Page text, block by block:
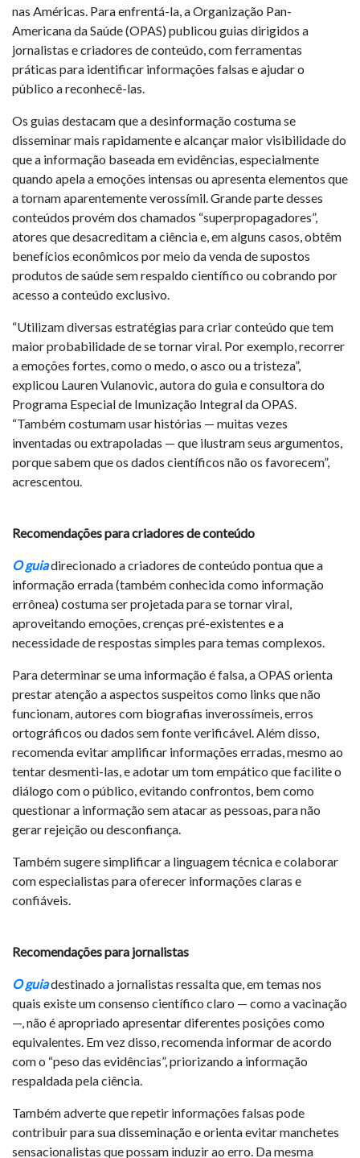
nas Américas. Para enfrentá-la, a Organização Pan-
Americana da Saúde (OPAS) publicou guias dirigidos a
jornalistas e criadores de conteúdo, com ferramentas
práticas para identificar informações falsas e ajudar o
público a reconhecê-las.
Os guias destacam que a desinformação costuma se
disseminar mais rapidamente e alcançar maior visibilidade do
que a informação baseada em evidências, especialmente
quando apela a emoções intensas ou apresenta elementos que
a tornam aparentemente verossímil. Grande parte desses
conteúdos provém dos chamados “superpropagadores”,
atores que desacreditam a ciência e, em alguns casos, obtêm
benefícios econômicos por meio da venda de supostos
produtos de saúde sem respaldo científico ou cobrando por
acesso a conteúdo exclusivo.
“Utilizam diversas estratégias para criar conteúdo que tem
maior probabilidade de se tornar viral. Por exemplo, recorrer
a emoções fortes, como o medo, o asco ou a tristeza”,
explicou Lauren Vulanovic, autora do guia e consultora do
Programa Especial de Imunização Integral da OPAS.
“Também costumam usar histórias — muitas vezes
inventadas ou extrapoladas — que ilustram seus argumentos,
porque sabem que os dados científicos não os favorecem”,
acrescentou.
Recomendações para criadores de conteúdo
O guiadirecionado a criadores de conteúdo pontua que a
informação errada (também conhecida como informação
errônea) costuma ser projetada para se tornar viral,
aproveitando emoções, crenças pré-existentes e a
necessidade de respostas simples para temas complexos.
Para determinar se uma informação é falsa, a OPAS orienta
prestar atenção a aspectos suspeitos como links que não
funcionam, autores com biografias inverossímeis, erros
ortográficos ou dados sem fonte verificável. Além disso,
recomenda evitar amplificar informações erradas, mesmo ao
tentar desmenti-las, e adotar um tom empático que facilite o
diálogo com o público, evitando confrontos, bem como
questionar a informação sem atacar as pessoas, para não
gerar rejeição ou desconfiança.
Também sugere simplificar a linguagem técnica e colaborar
com especialistas para oferecer informações claras e
confiáveis.
Recomendações para jornalistas
O guiadestinado a jornalistas ressalta que, em temas nos
quais existe um consenso científico claro — como a vacinação
—, não é apropriado apresentar diferentes posições como
equivalentes. Em vez disso, recomenda informar de acordo
com o “peso das evidências”, priorizando a informação
respaldada pela ciência.
Também adverte que repetir informações falsas pode
contribuir para sua disseminação e orienta evitar manchetes
sensacionalistas que possam induzir ao erro. Da mesma